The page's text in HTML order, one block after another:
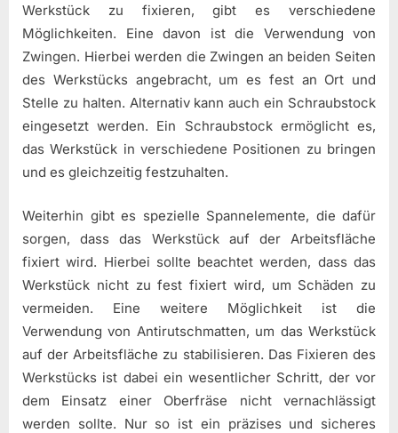
Werkstück zu fixieren, gibt es verschiedene
Möglichkeiten. Eine davon ist die Verwendung von
Zwingen. Hierbei werden die Zwingen an beiden Seiten
des Werkstücks angebracht, um es fest an Ort und
Stelle zu halten. Alternativ kann auch ein Schraubstock
eingesetzt werden. Ein Schraubstock ermöglicht es,
das Werkstück in verschiedene Positionen zu bringen
und es gleichzeitig festzuhalten.
Weiterhin gibt es spezielle Spannelemente, die dafür
sorgen, dass das Werkstück auf der Arbeitsfläche
fixiert wird. Hierbei sollte beachtet werden, dass das
Werkstück nicht zu fest fixiert wird, um Schäden zu
vermeiden. Eine weitere Möglichkeit ist die
Verwendung von Antirutschmatten, um das Werkstück
auf der Arbeitsfläche zu stabilisieren. Das Fixieren des
Werkstücks ist dabei ein wesentlicher Schritt, der vor
dem Einsatz einer Oberfräse nicht vernachlässigt
werden sollte. Nur so ist ein präzises und sicheres